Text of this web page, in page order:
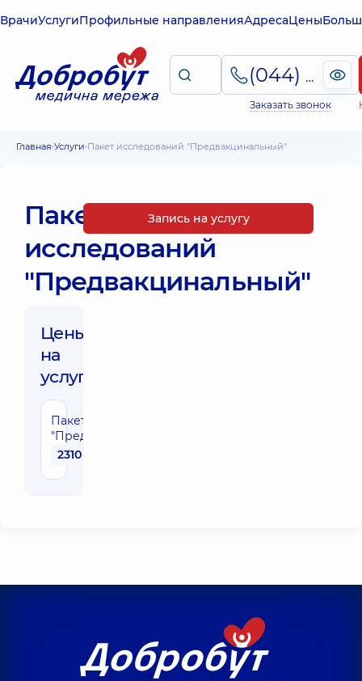
ВрачиУслугиПрофильные направленияАдресаЦены
(044) 495-2-888
Заказать звонок
Главная Услуги Пакет исследований "Предвакцинальный"
Пакет
исследований
"Предвакцинальный"
Цены
на
услуги:
Пакет исследований
"Предвакцинальный"
2310 грн
Запись на услугу